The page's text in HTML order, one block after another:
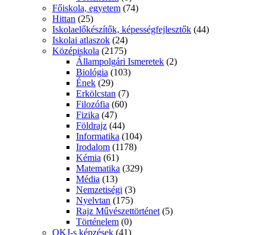
Főiskola, egyetem (74)
Hittan (25)
Iskolaelőkészítők, képességfejlesztők (44)
Iskolai atlaszok (24)
Középiskola (2175)
Állampolgári Ismeretek (2)
Biológia (103)
Ének (29)
Erkölcstan (7)
Filozófia (60)
Fizika (47)
Földrajz (44)
Informatika (104)
Irodalom (1178)
Kémia (61)
Matematika (329)
Média (13)
Nemzetiségi (3)
Nyelvtan (175)
Rajz Művészettörténet (5)
Történelem (0)
OKJ-s képzések (41)